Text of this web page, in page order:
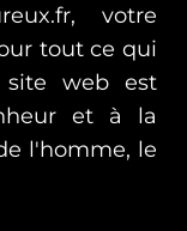
votre
tout ce qui
site web est
et à la
l'homme, le